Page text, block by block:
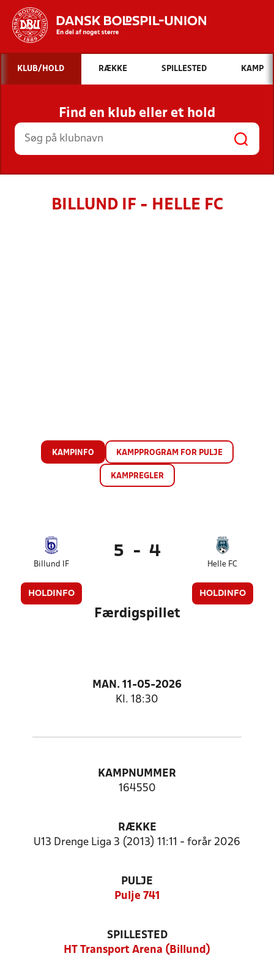
Hvad vil du søge efter?
INDHOLD OG NYHEDER
STILLINGER, RESULTATER, KLUBBER OG
HOLD
KLUB/HOLD RÆKKE SPILLESTED KAMP
Find en klub eller et hold
BILLUND IF - HELLE FC
KAMPINFO KAMPPROGRAM FOR PULJE
KAMPREGLER
Billund IF
HOLDINFO
5 - 4
Helle FC
HOLDINFO
Færdigspillet
MAN. 11-05-2026
Kl. 18:30
KAMPNUMMER
164550
RÆKKE
U13 Drenge Liga 3 (2013) 11:11 - forår 2026
PULJE
Pulje 741
SPILLESTED
HT Transport Arena (Billund)